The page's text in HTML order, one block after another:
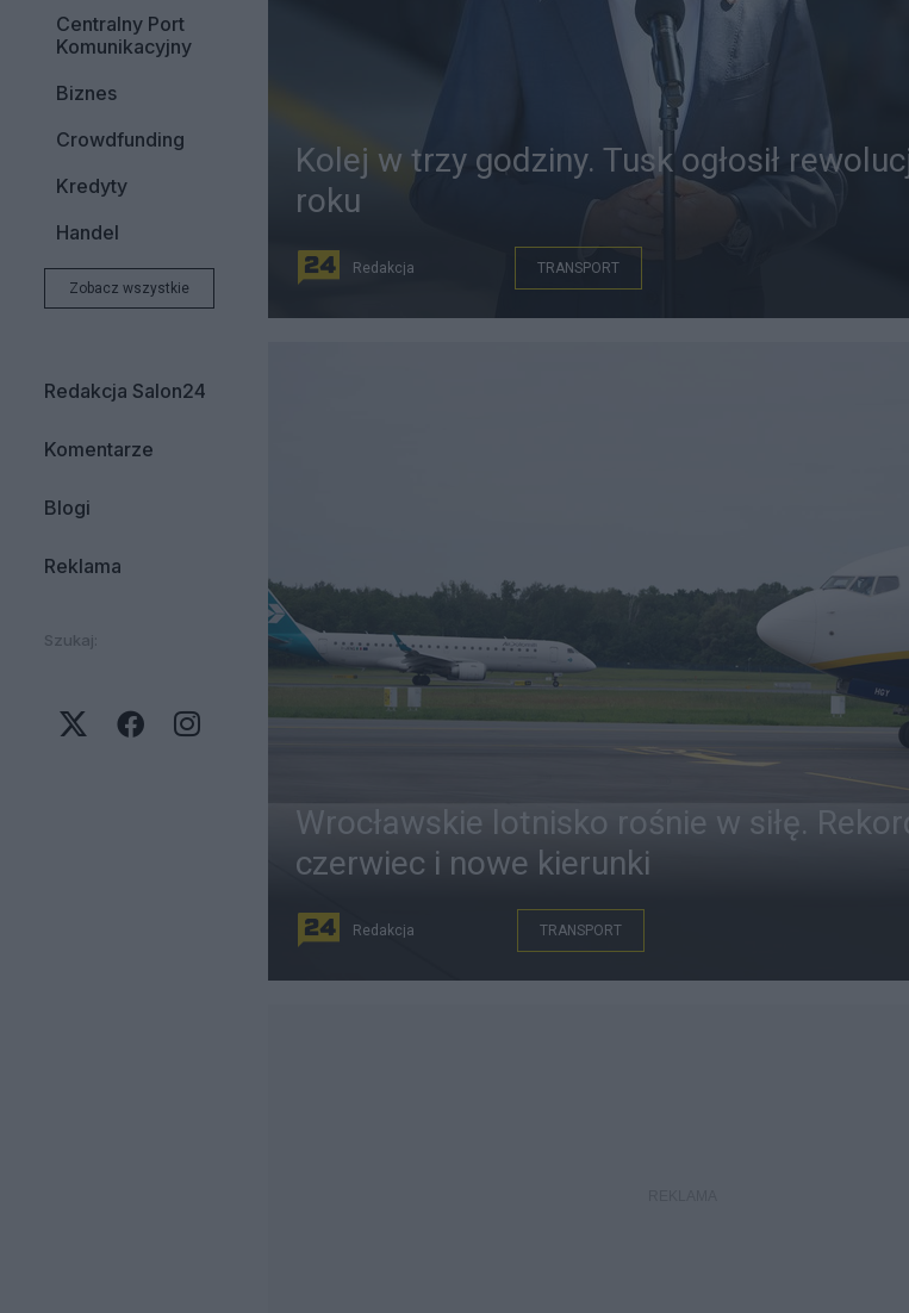
Centralny Port
Komunikacyjny
Biznes
Crowdfunding
Kredyty
Handel
Zobacz wszystkie
Redakcja Salon24
Komentarze
Blogi
Reklama
Szukaj:
Kolej w trzy godziny. Tusk ogłosił
roku
Redakcja TRANSPORT
Wrocławskie lotnisko rośnie w siłę.
czerwiec i nowe kierunki
Redakcja TRANSPORT